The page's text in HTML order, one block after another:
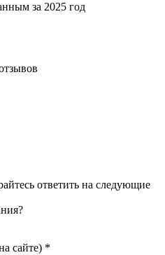
за 2025 год
ответить на следующие
сайте) *